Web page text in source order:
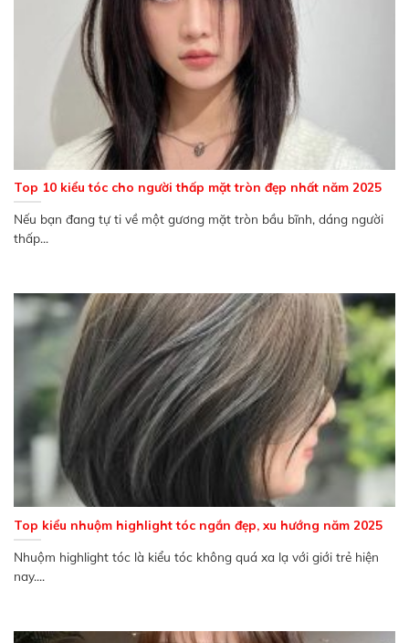
Top 10 kiểu tóc cho người thấp mặt tròn đẹp nhất năm 2025
Nếu bạn đang tự ti về một gương mặt tròn bầu bĩnh, dáng người
thấp...
Top kiểu nhuộm highlight tóc ngắn đẹp, xu hướng năm 2025
Nhuộm highlight tóc là kiểu tóc không quá xa lạ với giới trẻ hiện
nay....